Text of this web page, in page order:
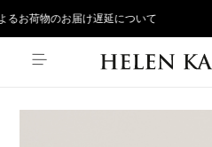
お荷物のお届け遅延について